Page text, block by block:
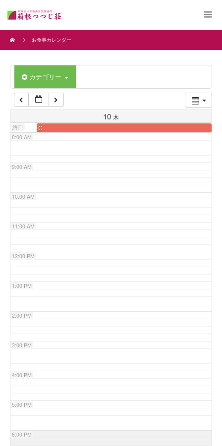
お食事カレンダー
カテゴリー
10 木
終日 C
4:00 AM
6:00 AM
7:00 AM
8:00 AM
9:00 AM
10:00 AM
11:00 AM
12:00 PM
1:00 PM
2:00 PM
3:00 PM
4:00 PM
5:00 PM
6:00 PM